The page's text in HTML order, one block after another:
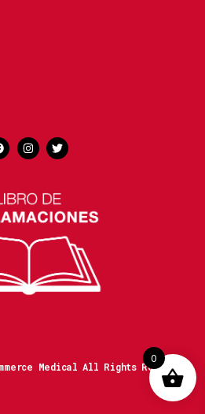
Medical All Rights Reserved
0